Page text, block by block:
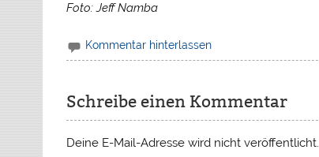
Foto: Jeff Namba
Kommentar hinterlassen
Schreibe einen Kommentar
Deine E-Mail-Adresse wird nicht veröffentlicht.